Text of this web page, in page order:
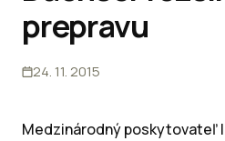
prepravu
24. 11. 2015
Medzinárodný poskytovateľ